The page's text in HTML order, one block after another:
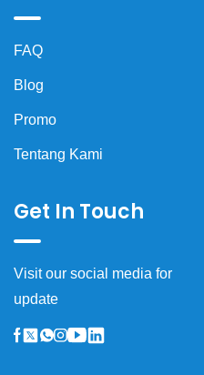
FAQ
Blog
Promo
Tentang Kami
Get In Touch
Visit our social media for
update